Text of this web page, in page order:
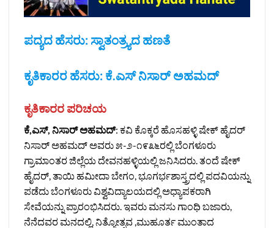
ಪದ್ಯದ ಹೆಸರು: ಸ್ವಾತಂತ್ರ್ಯದ ಹಣತೆ
ಕೃತಿಕಾರರ ಹೆಸರು: ಕೆ.ಎಸ್‌ ನಿಸಾರ್‌ ಅಹಮದ್‌
ಕೃತಿಕಾರರ ಪರಿಚಯ
ಕೆ,ಎಸ್‌, ನಿಸಾರ್‌ ಅಹಮದ್‌: ಕವಿ ಕೊಕ್ಕರೆ ಹೊಸಹಳ್ಳಿ ಷೇಕ್ ಹೈದರ್‌
ನಿಸಾರ್‌ ಅಹಮದ್‌ ಅವರು ೫-೨-೧೯೩೬ರಲ್ಲಿ ಬೆಂಗಳೂರು
ಗ್ರಾಮಾಂತರ ಜಿಲ್ಲೆಯ ದೇವನಹಳ್ಳಿಯಲ್ಲಿ ಜನಿಸಿದರು. ತಂದೆ ಷೇಕ್‌
ಹೈದರ್‌, ತಾಯಿ ಹಮೀದಾ ಬೇಗಂ, ಭೂಗರ್ಭಶಾಸ್ತ್ರದಲ್ಲಿ ಪದವಿಯನ್ನು
ಪಡೆದು ಬೆಂಗಳೂರು ವಿಶ್ವವಿದ್ಯಾಲಯದಲ್ಲಿ ಅಧ್ಯಾಪಕರಾಗಿ
ಸೇವೆಯನ್ನು ಪ್ರಾರಂಭಿಸಿದರು. ಇವರು ಮನಸು ಗಾಂಧಿ ಬಜಾರು,
ನೆನೆದವರ ಮನದಲ್ಲಿ, ನಿತ್ಯೋತ್ಸವ ,ಮುಹೂರ್ತ ಮುಂತಾದ